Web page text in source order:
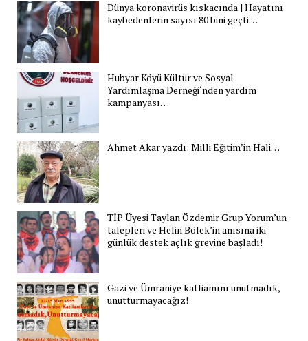
Dünya koronavirüs kıskacında | Hayatını
kaybedenlerin sayısı 80 bini geçti…
Hubyar Köyü Kültür ve Sosyal
Yardımlaşma Derneği‘nden yardım
kampanyası…
Ahmet Akar yazdı: Milli Eğitim’in Hali…
TİP Üyesi Taylan Özdemir Grup Yorum’un
talepleri ve Helin Bölek’in anısına iki
günlük destek açlık grevine başladı!
Gazi ve Ümraniye katliamını unutmadık,
unutturmayacağız!